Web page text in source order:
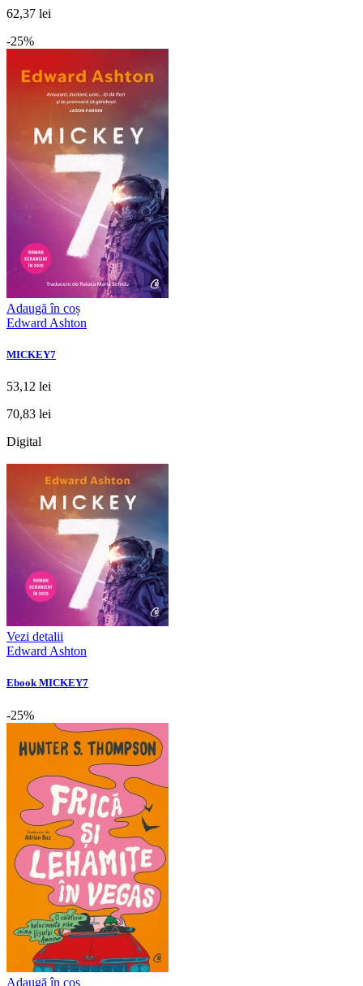
62,37 lei
-25%
Adaugă în coș
Edward Ashton
MICKEY7
53,12 lei
70,83 lei
Digital
Vezi detalii
Edward Ashton
Ebook MICKEY7
-25%
Adaugă în coș